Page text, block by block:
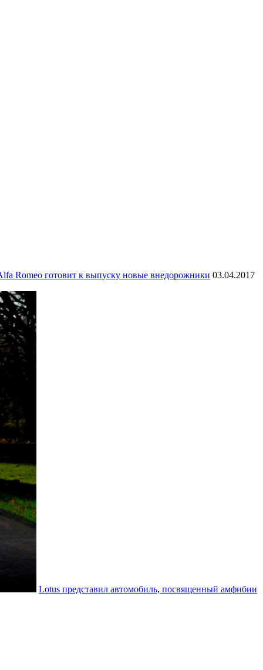
Romeo готовит к выпуску новые внедорожники 03.04.2017
Lotus представил автомобиль, посвященный амфибии